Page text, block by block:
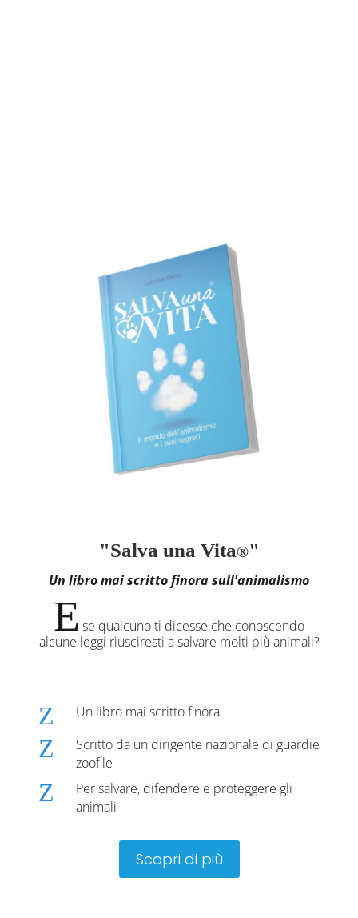
"Salva una Vita®"
Un libro mai scritto finora sull'animalismo
E se qualcuno ti dicesse che conoscendo
alcune leggi riusciresti a salvare molti più animali?
Z Un libro mai scritto finora
Z
Scritto da un dirigente nazionale di guardie
zoofile
Z
Per salvare, difendere e proteggere gli
animali
Scopri di più